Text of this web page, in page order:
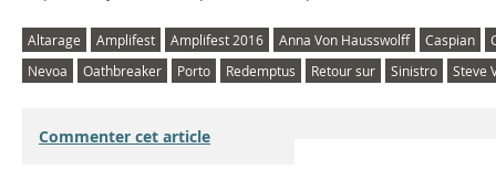
M
o
Altarage Amplifest Amplifest 2016 Anna Von Hausswolff Caspian
Nevoa
Oathbreaker Porto Redemptus Retour sur Sinistro Steve
Commenter cet article